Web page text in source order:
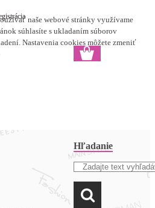
naše webové stránky využívame
súhlasíte s ukladaním súborov
Nastavenia cookies môžete zmeniť
Hľadanie